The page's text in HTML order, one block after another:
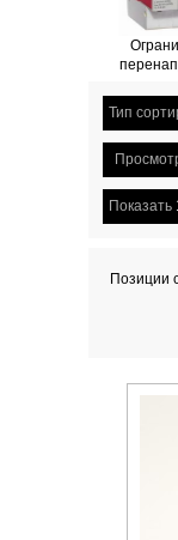
Тип
Показать
Позиции